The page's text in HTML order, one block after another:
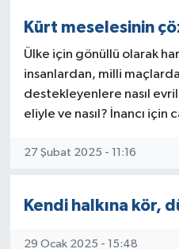
Kürt meselesinin
Ülke için gönüllü olarak
insanlardan, milli
destekleyenlere nasıl
eliyle ve nasıl? İnancı için
27 Şubat 2025 - 11:16
Kendi halkına kör,
29 Ocak 2025 - 15:48